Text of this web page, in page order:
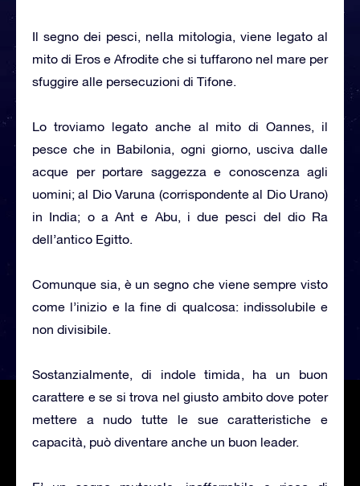
Il segno dei pesci, nella mitologia, viene legato al
mito di Eros e Afrodite che si tuffarono nel mare per
sfuggire alle persecuzioni di Tifone.
Lo troviamo legato anche al mito di Oannes, il
pesce che in Babilonia, ogni giorno, usciva dalle
acque per portare saggezza e conoscenza agli
uomini; al Dio Varuna (corrispondente al Dio Urano)
in India; o a Ant e Abu, i due pesci del dio Ra
dell’antico Egitto.
Comunque sia, è un segno che viene sempre visto
come l’inizio e la fine di qualcosa: indissolubile e
non divisibile.
Sostanzialmente, di indole timida, ha un buon
carattere e se si trova nel giusto ambito dove poter
mettere a nudo tutte le sue caratteristiche e
capacità, può diventare anche un buon leader.